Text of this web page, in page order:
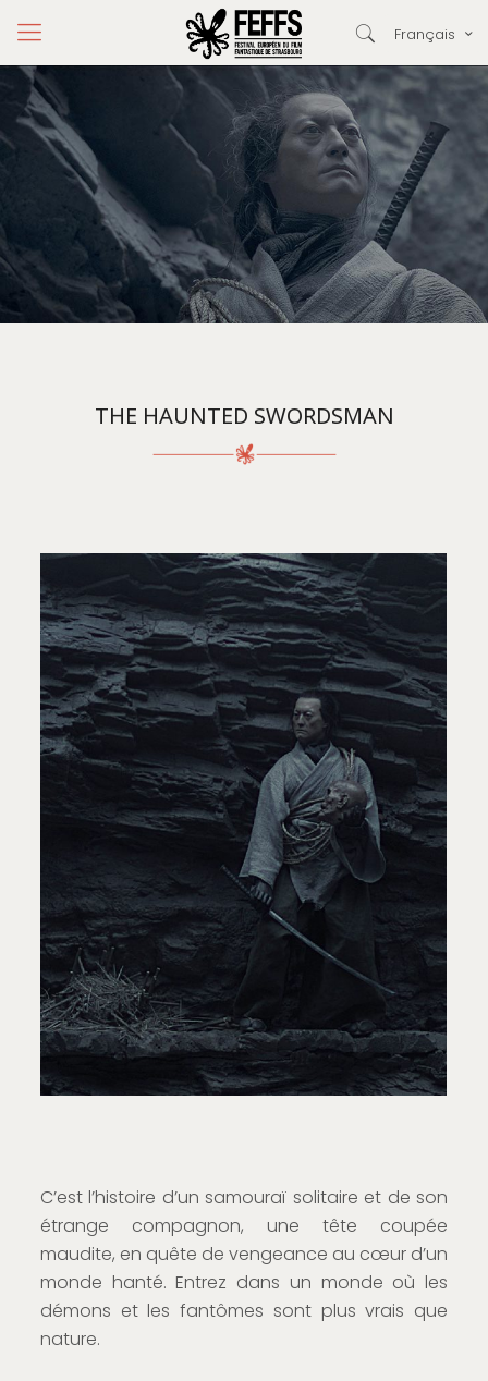
Français
THE HAUNTED SWORDSMAN
C’est l’histoire d’un samouraï solitaire et de son
étrange compagnon, une tête coupée
maudite, en quête de vengeance au cœur d’un
monde hanté. Entrez dans un monde où les
démons et les fantômes sont plus vrais que
nature.